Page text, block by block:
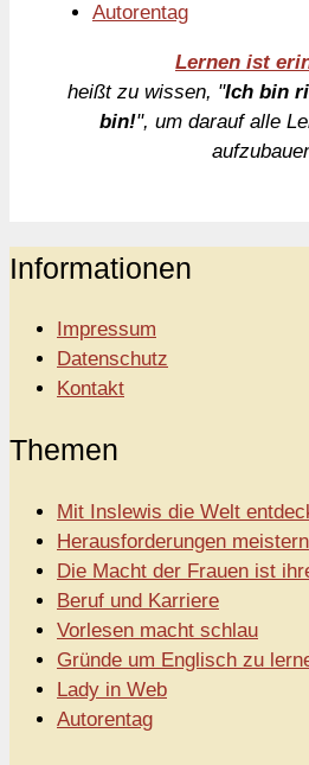
Autorentag
Lernen ist
heißt zu wissen, "Ich bin
bin!", um darauf alle
Informationen
Impressum
Datenschutz
Kontakt
Themen
Mit Inslewis die Welt
Herausforderungen meistern
Die Macht der Frauen ist
Beruf und Karriere
Vorlesen macht schlau
Gründe um Englisch zu
Lady in Web
Autorentag